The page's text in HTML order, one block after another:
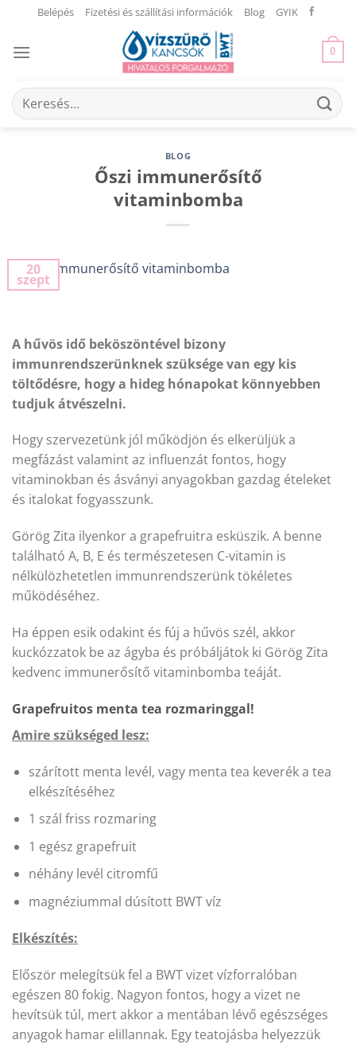
content
Belépés Fizetési és szállítási információk Blog GYIK
0
Keresés
a
BLOG
Őszi immunerősítő
vitaminbomba
20
szept
A hűvös idő beköszöntével bizony
immunrendszerünknek szüksége van egy kis
töltődésre, hogy a hideg hónapokat könnyebben
tudjuk átvészelni.
Hogy szervezetünk jól működjön és elkerüljük a
megfázást valamint az influenzát fontos, hogy
vitaminokban és ásványi anyagokban gazdag ételeket
és italokat fogyasszunk.
Görög Zita ilyenkor a grapefruitra esküszik. A benne
található A, B, E és természetesen C-vitamin is
nélkülözhetetlen immunrendszerünk tökéletes
működéséhez.
Ha éppen esik odakint és fúj a hűvös szél, akkor
kuckózzatok be az ágyba és próbáljátok ki Görög Zita
kedvenc immunerősítő vitaminbomba teáját.
Grapefruitos menta tea rozmaringgal!
Amire szükséged lesz:
szárított menta levél, vagy menta tea keverék a tea
elkészítéséhez
1 szál friss rozmaring
1 egész grapefruit
néhány levél citromfű
magnéziummal dúsított BWT víz
Elkészítés:
Először melegítsük fel a BWT vizet vízforralóban
egészen 80 fokig. Nagyon fontos, hogy a vizet ne
hevítsük túl, mert akkor a mentában lévő egészséges
anyagok hamar elillannak. Egy teatojásba helyezzük